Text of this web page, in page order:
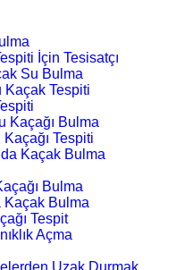
İçin Tesisatçı
Su Bulma
Kaçak Tespiti
Kaçağı Bulma
Tespiti
Kaçak Bulma
Bulma
Kaçak Bulma
Tespit
Açma
Uzak Durmak